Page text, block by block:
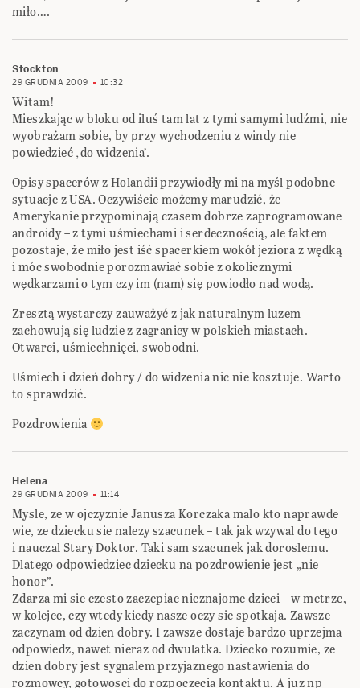
miło….
Stockton
29 GRUDNIA 2009 10:32
Witam!
Mieszkając w bloku od iluś tam lat z tymi samymi ludźmi, nie
wyobrażam sobie, by przy wychodzeniu z windy nie
powiedzieć ‚do widzenia’.
Opisy spacerów z Holandii przywiodły mi na myśl podobne
sytuacje z USA. Oczywiście możemy marudzić, że
Amerykanie przypominają czasem dobrze zaprogramowane
androidy – z tymi uśmiechami i serdecznością, ale faktem
pozostaje, że miło jest iść spacerkiem wokół jeziora z wędką
i móc swobodnie porozmawiać sobie z okolicznymi
wędkarzami o tym czy im (nam) się powiodło nad wodą.
Zresztą wystarczy zauważyć z jak naturalnym luzem
zachowują się ludzie z zagranicy w polskich miastach.
Otwarci, uśmiechnięci, swobodni.
Uśmiech i dzień dobry / do widzenia nic nie kosztuje. Warto
to sprawdzić.
Pozdrowienia
Helena
29 GRUDNIA 2009 11:14
Mysle, ze w ojczyznie Janusza Korczaka malo kto naprawde
wie, ze dziecku sie nalezy szacunek – tak jak wzywal do tego
i nauczal Stary Doktor. Taki sam szacunek jak doroslemu.
Dlatego odpowiedziec dziecku na pozdrowienie jest „nie
honor”.
Zdarza mi sie czesto zaczepiac nieznajome dzieci – w metrze,
w kolejce, czy wtedy kiedy nasze oczy sie spotkaja. Zawsze
zaczynam od dzien dobry. I zawsze dostaje bardzo uprzejma
odpowiedz, nawet nieraz od dwulatka. Dziecko rozumie, ze
dzien dobry jest sygnalem przyjaznego nastawienia do
rozmowcy, gotowosci do rozpoczecia kontaktu. A juz np